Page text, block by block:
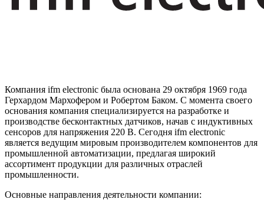
Компания ifm electronic была основана 29 октября 1969 года
Герхардом Мархофером и Робертом Баком. С момента своего
основания компания специализируется на разработке и
производстве бесконтактных датчиков, начав с индуктивных
сенсоров для напряжения 220 В. Сегодня ifm electronic
является ведущим мировым производителем компонентов для
промышленной автоматизации, предлагая широкий
ассортимент продукции для различных отраслей
промышленности.
Основные направления деятельности компании: